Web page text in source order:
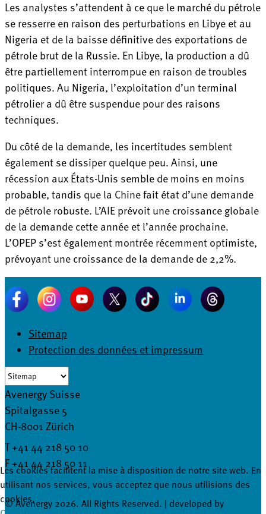
Les analystes s’attendent à ce que le marché du pétrole
se resserre en raison des perturbations en Libye et au
Nigeria et de la baisse définitive des exportations de
pétrole brut de la Russie. En Libye, la production a dû
être partiellement interrompue en raison de troubles
politiques. Au Nigeria, l’exploitation d’un terminal
pétrolier a dû être suspendue pour des raisons
techniques.
Du côté de la demande, les incertitudes semblent
également se dissiper quelque peu. Ainsi, une
récession aux États-Unis semble de moins en moins
probable, tandis que la Chine fait état d’une demande
de pétrole robuste. L’AIE prévoit une croissance globale
de la demande cette année et l’année prochaine.
L’OPEP s’est également montrée récemment optimiste,
prévoyant une croissance de la demande de 2,2%.
Sitemap
Protection des données et impressum
Avenergy Suisse
Spitalgasse 5
CH-8001 Zürich
T +41 44 218 50 10
F +41 44 218 50 11
info@avenergy.ch
© Avenergy 2026. All Rights Reserved. | developed by
Les cookies facilitent la mise à disposition de notre site web. En
utilisant nos services, vous acceptez que nous utilisions des
cookies.